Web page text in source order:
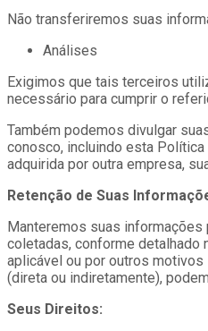
Não transferiremos suas
Análises
Exigimos que tais terceiros
necessário para cumprir o
Também podemos divulgar
conosco, incluindo esta
adquirida por outra empresa,
Retenção de Suas
Manteremos suas
coletadas, conforme
aplicável ou por outros
(direta ou indiretamente),
Seus Direitos: